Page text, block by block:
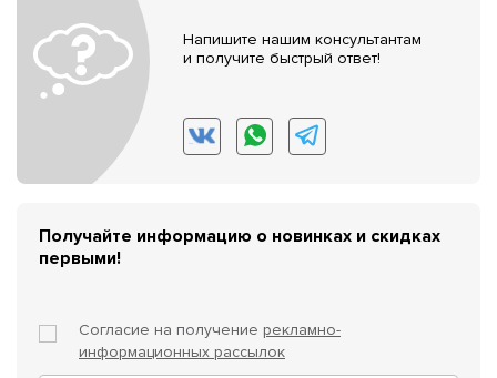
Напишите нашим консультантам
и получите быстрый ответ!
Получайте информацию о новинках и скидках
первыми!
Согласие на получение рекламно-
информационных рассылок